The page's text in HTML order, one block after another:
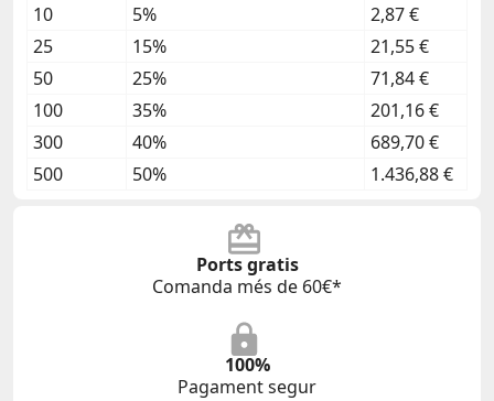
10
5%
2,87 €
25
15%
21,55 €
50
25%
71,84 €
100
35%
201,16 €
300
40%
689,70 €
500
50% 1.436,88 €
Ports gratis
Comanda més de 60€*
100%
Pagament segur